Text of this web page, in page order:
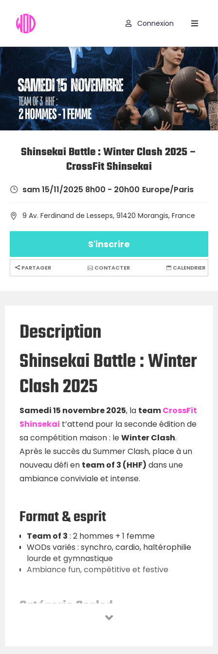
Hyrox
Programmes
Exercices
Connexion
Shinsekai Battle : Winter Clash 2025 –
CrossFit Shinsekai
sam 15/11/2025 8h00 - 20h00 Europe/Paris
9 Av. Ferdinand de Lesseps, 91420 Morangis, France
S'inscrire
PARTAGER CONTACTER CALENDRIER
Description
Shinsekai Battle : Winter
Clash 2025
Samedi 15 novembre 2025, la teamCrossFit
Shinsekai t’attend pour la seconde édition de
sa compétition maison : leWinter Clash.
Après le succès du Summer Clash, place à un
nouveau défi en team of 3 (HHF) dans une
ambiance conviviale et intense.
Format & esprit
Team of 3 : 2 hommes + 1 femme
WODs variés : synchro, cardio, haltérophilie
lourde et gymnastique
Ambiance fun, compétitive et festive
Catégorie Scaled